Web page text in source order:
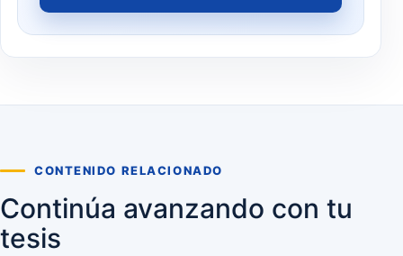
CONTENIDO RELACIONADO
Continúa avanzando con tu
tesis